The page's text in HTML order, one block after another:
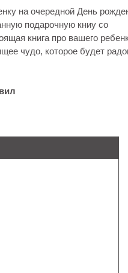
на очередной День
подарочную книу со
книга про вашего
чудо, которое будет